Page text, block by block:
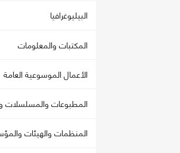
البيليوغرافيا
المكتبات والمعلومات
الأعمال الموسوعية العامة
المطبوعات والمسلسلات
المنظمات والهيئات